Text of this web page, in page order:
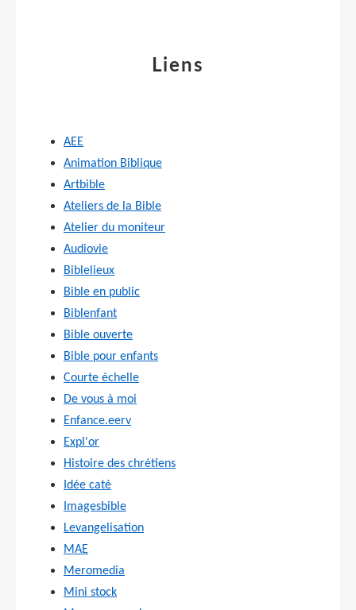
Liens
AEE
Animation Biblique
Artbible
Ateliers de la Bible
Atelier du moniteur
Audiovie
Biblelieux
Bible en public
Biblenfant
Bible ouverte
Bible pour enfants
Courte échelle
De vous à moi
Enfance.eerv
Expl'or
Histoire des chrétiens
Idée caté
Imagesbible
Levangelisation
MAE
Meromedia
Mini stock